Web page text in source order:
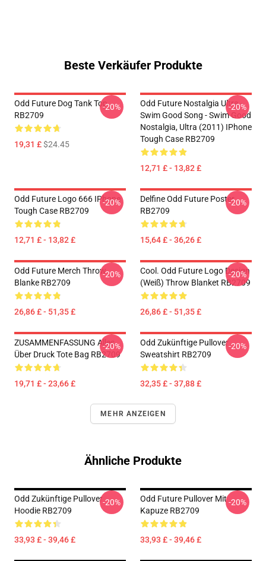
Beste Verkäufer Produkte
Odd Future Dog Tank Top
RB2709
19,31 £$24.45
-20%
Odd Future Nostalgia Ultra -
Swim Good Song - Swim Good
Nostalgia, Ultra (2011) IPhone
Tough Case RB2709
12,71 £ - 13,82 £
-20%
Odd Future Logo 666 IPhone
Tough Case RB2709
12,71 £ - 13,82 £
-20%
Delfine Odd Future Poster
RB2709
15,64 £ - 36,26 £
-20%
Odd Future Merch Throw
Blanke RB2709
26,86 £ - 51,35 £
-20%
Cool. Odd Future Logo Design
(weiß) Throw Blanket RB2709
26,86 £ - 51,35 £
-20%
ZUSAMMENFASSUNG Alles
Über Druck Tote Bag RB2709
19,71 £ - 23,66 £
-20%
Odd Zukünftige Pullover
Sweatshirt RB2709
32,35 £ - 37,88 £
-20%
MEHR ANZEIGEN
Ähnliche Produkte
Odd Zukünftige Pullover
Hoodie RB2709
33,93 £ - 39,46 £
-20%
Odd Future Pullover Mit
Kapuze RB2709
33,93 £ - 39,46 £
-20%